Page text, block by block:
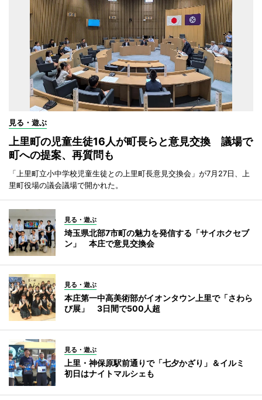
見る・遊ぶ
上里町の児童生徒16人が町長らと意見交換 議場で
町への提案、再質問も
「上里町立小中学校児童生徒との上里町長意見交換会」が7月27日、上
里町役場の議会議場で開かれた。
見る・遊ぶ
埼玉県北部7市町の魅力を発信する「サイホクセブ
ン」 本庄で意見交換会
見る・遊ぶ
本庄第一中高美術部がイオンタウン上里で「さわら
び展」 3日間で500人超
見る・遊ぶ
上里・神保原駅前通りで「七夕かざり」＆イルミ
初日はナイトマルシェも